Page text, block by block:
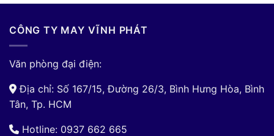
CÔNG TY MAY VĨNH PHÁT
Văn phòng đại điện:
Địa chỉ: Số 167/15, Đường 26/3, Bình Hưng Hòa, Bình
Tân, Tp. HCM
Hotline: 0937 662 665